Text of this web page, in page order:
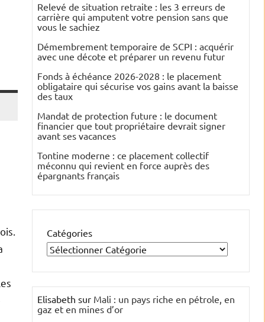
Relevé de situation retraite : les 3 erreurs de
carrière qui amputent votre pension sans que
vous le sachiez
Démembrement temporaire de SCPI : acquérir
avec une décote et préparer un revenu futur
Fonds à échéance 2026-2028 : le placement
obligataire qui sécurise vos gains avant la baisse
des taux
Mandat de protection future : le document
financier que tout propriétaire devrait signer
avant ses vacances
Tontine moderne : ce placement collectif
méconnu qui revient en force auprès des
épargnants français
Catégories
Elisabeth sur Mali : un pays riche en pétrole, en
gaz et en mines d’or